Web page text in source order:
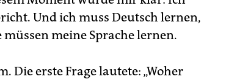
Und ich muss Deutsch lernen,
meine Sprache lernen.
Die erste Frage lautete: „Woher